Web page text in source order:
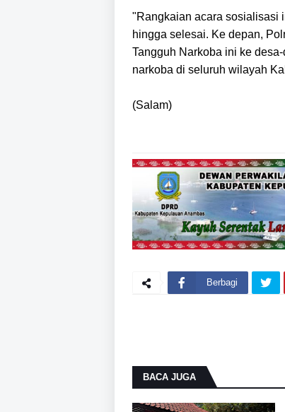
"Rangkaian acara sosialisasi
hingga selesai. Ke depan,
Tangguh Narkoba ini ke
narkoba di seluruh wilayah
(Salam)
Berbagi
BACA JUGA